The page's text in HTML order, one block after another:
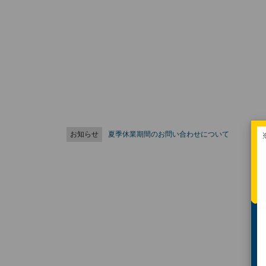
お知らせ 夏季休業期間のお問い合わせについて